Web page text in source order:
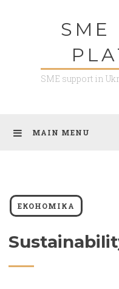
SME
SME support in
MAIN MENU
ЕКОНОМІКА